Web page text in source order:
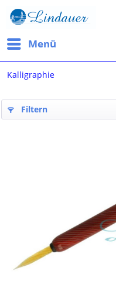
Menü
Kalligraphie
Filtern